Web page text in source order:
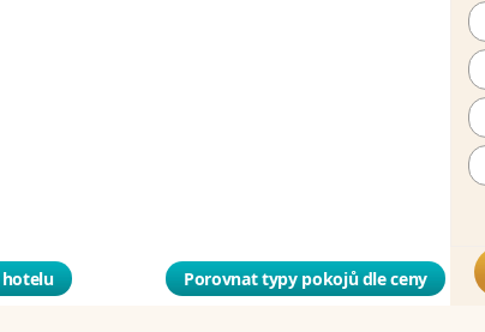
Porovnat typy pokojů dle ceny